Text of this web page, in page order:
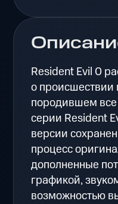
Resident Evil 0
о происшествии
породившем
серии Resident
версии
процесс
дополненные
графикой,
возможностью